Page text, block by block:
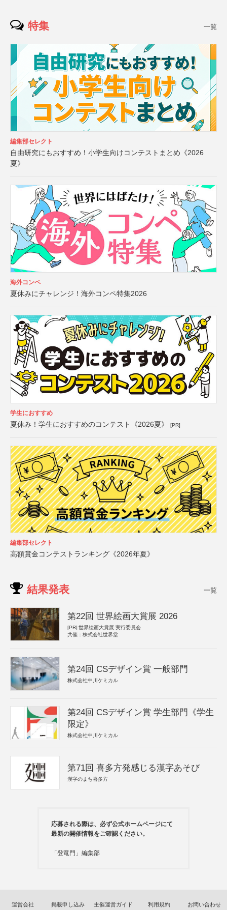
特集 一覧
編集部セレクト
自由研究にもおすすめ！小学生向けコンテストまとめ《2026
夏》
海外コンペ
夏休みにチャレンジ！海外コンペ特集2026
学生におすすめ
夏休み！学生におすすめのコンテスト《2026夏》 [PR]
編集部セレクト
高額賞金コンテストランキング《2026年夏》
結果発表 一覧
第22回 世界絵画大賞展 2026
[PR] 世界絵画大賞展 実行委員会
共催：株式会社世界堂
第24回 CSデザイン賞 一般部門
株式会社中川ケミカル
第24回 CSデザイン賞 学生部門《学生
限定》
株式会社中川ケミカル
第71回 喜多方発感じる漢字あそび
漢字のまち喜多方
応募される際は、必ず公式ホームページにて
最新の開催情報をご確認ください。
「登竜門」編集部
運営会社 掲載申し込み 主催運営ガイド 利用規約 お問い合わせ